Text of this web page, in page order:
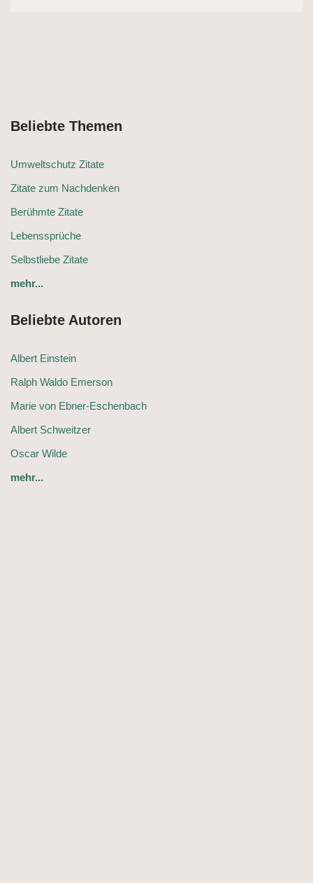
Beliebte Themen
Umweltschutz Zitate
Zitate zum Nachdenken
Berühmte Zitate
Lebenssprüche
Selbstliebe Zitate
mehr...
Beliebte Autoren
Albert Einstein
Ralph Waldo Emerson
Marie von Ebner-Eschenbach
Albert Schweitzer
Oscar Wilde
mehr...